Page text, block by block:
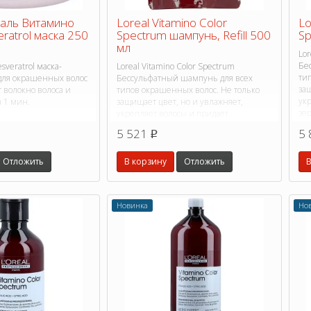
Витамино
маска 250
маска-
окрашенных волос
волокно волоса и
1 мин.
Отложить
Loreal Vitamino Color
Spectrum шампунь, Refill 500
мл
Loreal Vitamino Color Spectrum
Бессульфатный шампунь для всех
типов окрашенных волос. Не только
защищает цвет, но и увлажняет,
5 521 p
В корзину Отложить
5
Новинка